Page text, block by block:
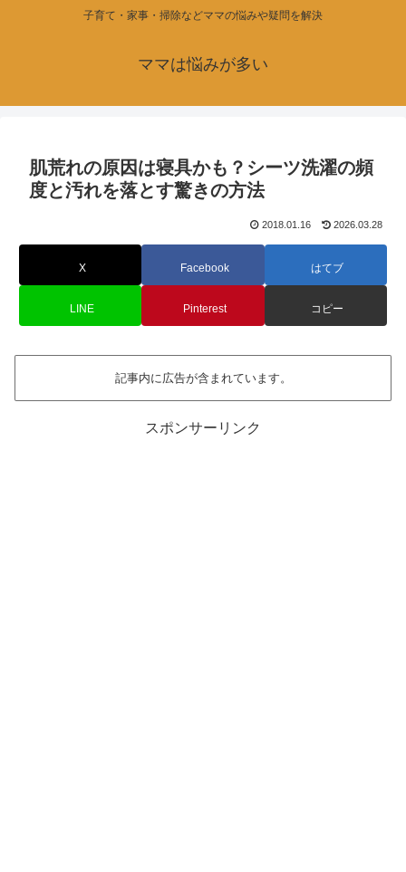
子育て・家事・掃除などママの悩みや疑問を解決
ママは悩みが多い
肌荒れの原因は寝具かも？シーツ洗濯の頻
度と汚れを落とす驚きの方法
2018.01.16 2026.03.28
X Facebook はてブ
LINE Pinterest コピー
記事内に広告が含まれています。
スポンサーリンク